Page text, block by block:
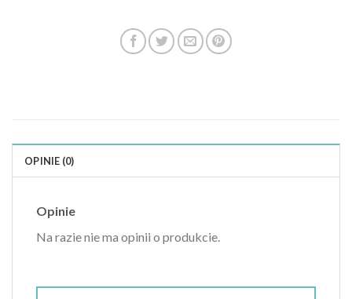
OPINIE (0)
Opinie
Na razie nie ma opinii o produkcie.